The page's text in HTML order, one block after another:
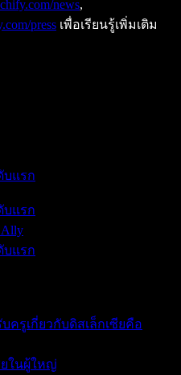
news,
press เพื่อเรียนรู้เพิ่มเติม
บแรก
บแรก
Ally
บแรก
รูเกี่ยวกับดิสเล็กเซียคือ
ในผู้ใหญ่